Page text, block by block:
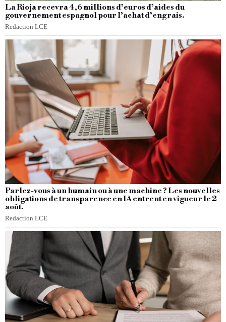
La Rioja recevra 4,6 millions d’euros d’aides du
gouvernement espagnol pour l’achat d’engrais.
Redaction LCE
Parlez-vous à un humain ou à une machine ? Les nouvelles
obligations de transparence en IA entrent en vigueur le 2
août.
Redaction LCE